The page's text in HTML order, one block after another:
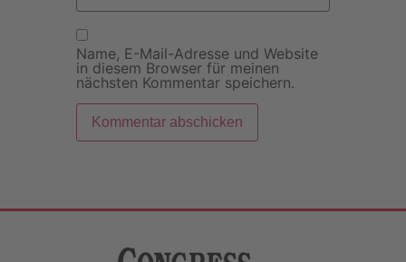
Name, E-Mail-Adresse und Website
in diesem Browser für meinen
nächsten Kommentar speichern.